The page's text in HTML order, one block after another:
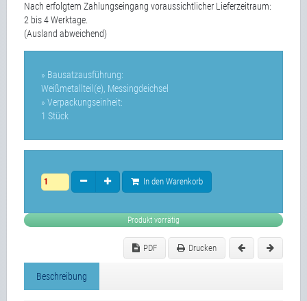
Nach erfolgtem Zahlungseingang voraussichtlicher Lieferzeitraum:
2 bis 4 Werktage.
(Ausland abweichend)
» Bausatzausführung:
Weißmetallteil(e), Messingdeichsel
» Verpackungseinheit:
1 Stück
In den Warenkorb
Produkt vorrätig
PDF Drucken
Beschreibung